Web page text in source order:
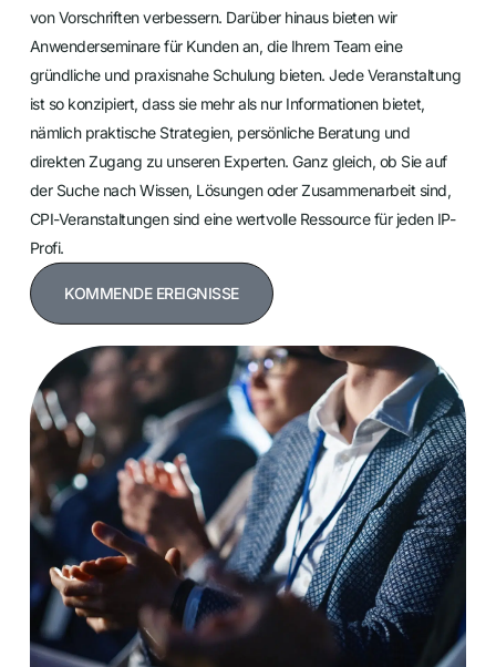
von Vorschriften verbessern. Darüber hinaus bieten wir
Anwenderseminare für Kunden an, die Ihrem Team eine
gründliche und praxisnahe Schulung bieten. Jede Veranstaltung
ist so konzipiert, dass sie mehr als nur Informationen bietet,
nämlich praktische Strategien, persönliche Beratung und
direkten Zugang zu unseren Experten. Ganz gleich, ob Sie auf
der Suche nach Wissen, Lösungen oder Zusammenarbeit sind,
CPI-Veranstaltungen sind eine wertvolle Ressource für jeden IP-
Profi.
KOMMENDE EREIGNISSE